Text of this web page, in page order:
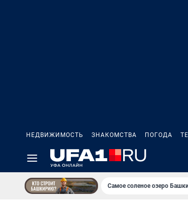
НЕДВИЖИМОСТЬ ЗНАКОМСТВА ПОГОДА
Самое соленое озеро